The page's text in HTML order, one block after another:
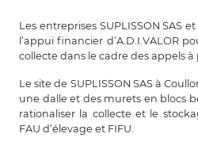
Les entreprises SUPLISSON SAS
l’appui financier d’A.D.I.VALOR
collecte dans le cadre des appels à
Le site de SUPLISSON SAS à
une dalle et des murets en blocs
rationaliser la collecte et le
FAU d’élevage et FIFU.